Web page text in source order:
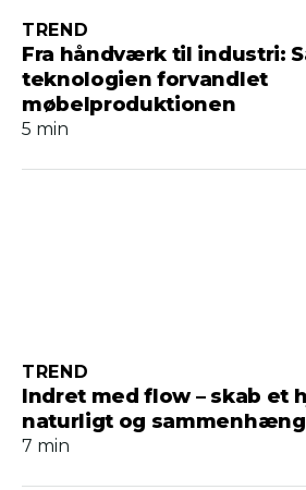
Fra håndværk til industri:
teknologien forvandlet
møbelproduktionen
TREND
5 min
Indret med flow – skab et
naturligt og
TREND
7 min